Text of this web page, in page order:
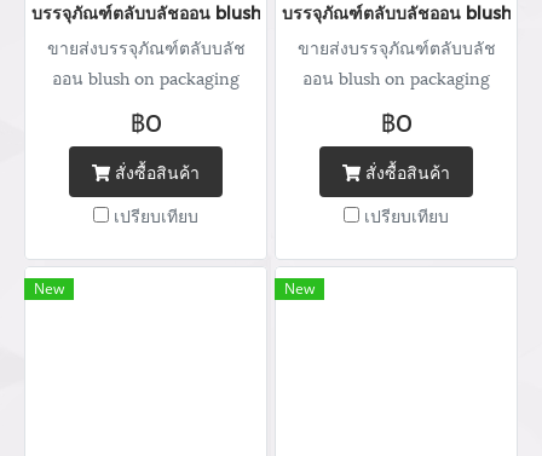
บรรจุภัณฑ์ตลับบลัชออน blush on packaging ร้านขายบรรจุภัณฑ์
ขายส่งบรรจุภัณฑ์ตลับบลัช
ออน blush on packaging
จำหน่ายบรรจุภัณฑ์เครื่อง
สำอางทุกประเภท บริการ
ออกแบบ ผลิตกล่อง สกรีนโลโก้
พิมพ์แบรนด์ Tel : (+66) 020
462 506-112 Mobile: 083 828
9246 Email:
marketing@packingroom.com/
฿0
สั่งซื้อสินค้า
เปรียบเทียบ
บรรจุภัณฑ์ตลับบลัชออน blush on
ขายส่งบรรจุภัณฑ์ตลับบลัช
ออน blush on packaging
จำหน่ายบรรจุภัณฑ์เครื่อง
สำอางทุกประเภท บริการ
ออกแบบ ผลิตกล่อง สกรีนโลโก้
พิมพ์แบรนด์ Tel : (+66) 020
462 506-112 Mobile: 083 828
9246 Email:
marketing@packingroom.com/
฿0
สั่งซื้อสินค้า
เปรียบเทียบ
New New